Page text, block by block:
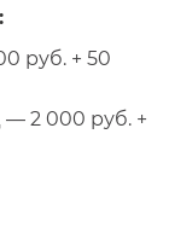
руб. + 50
2 000 руб. +